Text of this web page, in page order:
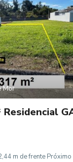
Mor
Residencial
m de frente